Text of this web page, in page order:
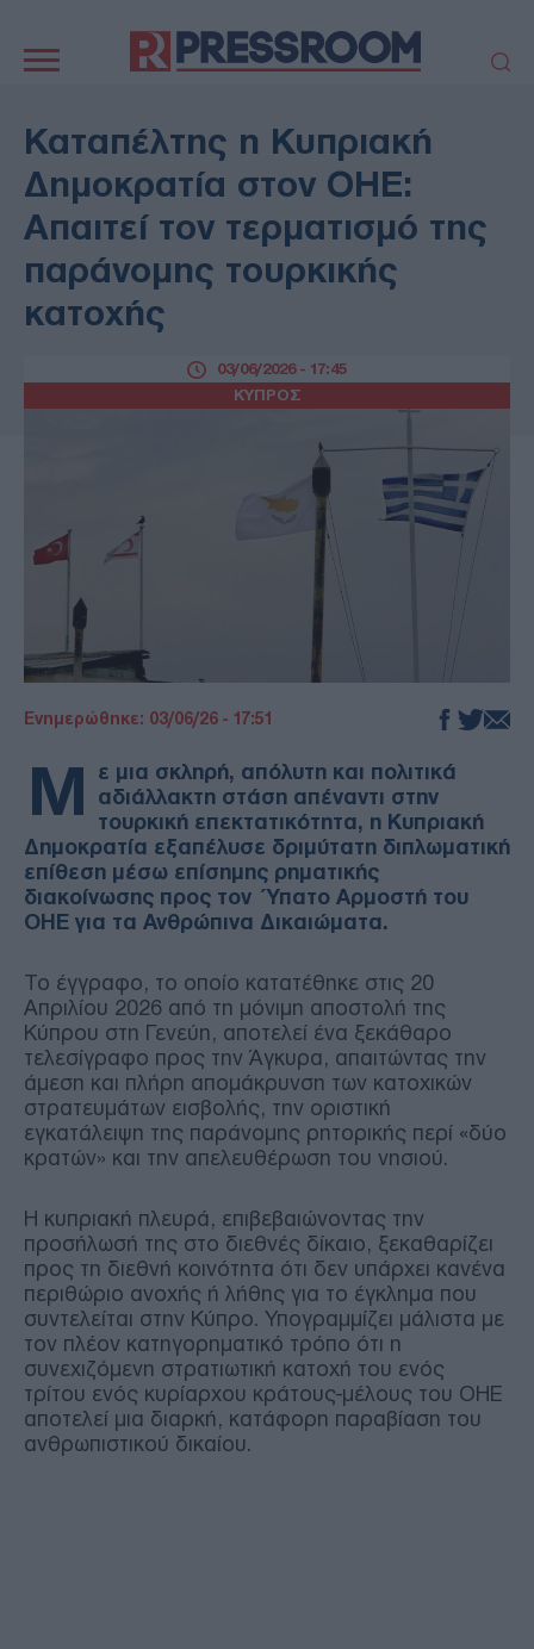
πλοήγηση
ΠΟΛΙΤΙΚΗ
ΤΟΥΡΚΙΑ
ΕΛΛΑΔΑ
ΕΚΚΛΗΣΙΑ
ΑΜΥΝΑ
ΔΙΕΘΝΗ
ΚΥΠΡΟΣ
MEDIA
LIFESTYLE
SPORTS
ΤΕΧΝΟΛΟΓΙΑ
ΠΑΡΑΞΕΝΑ
ΖΩΔΙΑ
Καταπέλτης η Κυπριακή
Δημοκρατία στον ΟΗΕ:
Απαιτεί τον τερματισμό της
παράνομης τουρκικής
κατοχής
ΚΥΠΡΟΣ
03/06/2026 - 17:45
Ενημερώθηκε: 03/06/26 - 17:51
Μ
ε μια σκληρή, απόλυτη και πολιτικά
αδιάλλακτη στάση απέναντι στην
τουρκική επεκτατικότητα, η Κυπριακή
Δημοκρατία εξαπέλυσε δριμύτατη διπλωματική
επίθεση μέσω επίσημης ρηματικής
διακοίνωσης προς τον Ύπατο Αρμοστή του
ΟΗΕ για τα Ανθρώπινα Δικαιώματα.
Το έγγραφο, το οποίο κατατέθηκε στις 20
Απριλίου 2026 από τη μόνιμη αποστολή της
Κύπρου στη Γενεύη, αποτελεί ένα ξεκάθαρο
τελεσίγραφο προς την Άγκυρα, απαιτώντας την
άμεση και πλήρη απομάκρυνση των κατοχικών
στρατευμάτων εισβολής, την οριστική
εγκατάλειψη της παράνομης ρητορικής περί «δύο
κρατών» και την απελευθέρωση του νησιού.
Η κυπριακή πλευρά, επιβεβαιώνοντας την
προσήλωσή της στο διεθνές δίκαιο, ξεκαθαρίζει
προς τη διεθνή κοινότητα ότι δεν υπάρχει κανένα
περιθώριο ανοχής ή λήθης για το έγκλημα που
συντελείται στην Κύπρο. Υπογραμμίζει μάλιστα με
τον πλέον κατηγορηματικό τρόπο ότι η
συνεχιζόμενη στρατιωτική κατοχή του ενός
τρίτου ενός κυρίαρχου κράτους-μέλους του ΟΗΕ
αποτελεί μια διαρκή, κατάφορη παραβίαση του
ανθρωπιστικού δικαίου.